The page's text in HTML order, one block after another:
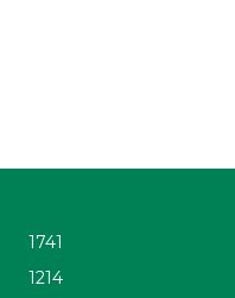
1741
1214